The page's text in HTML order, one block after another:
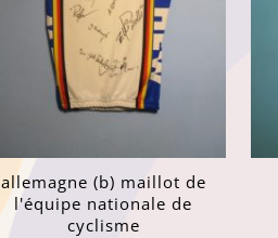
allemagne (b) maillot de
l'équipe nationale de
cyclisme